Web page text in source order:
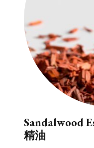
Sandalwood
精油